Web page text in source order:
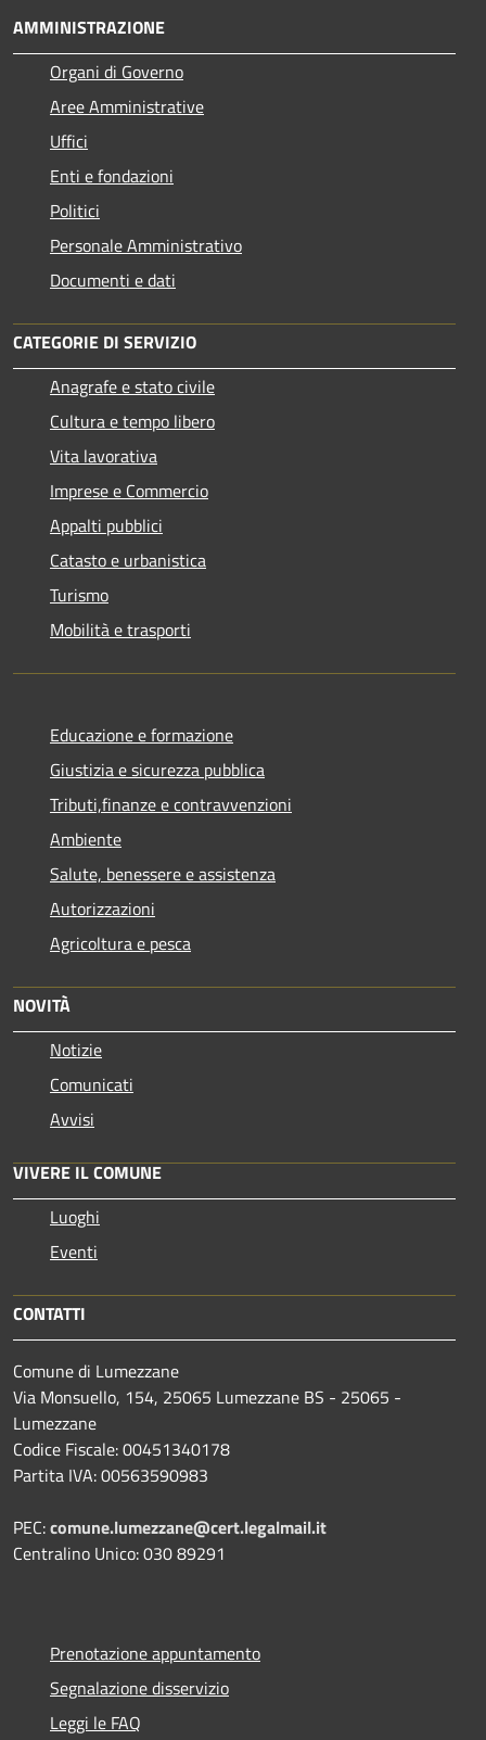
AMMINISTRAZIONE
Organi di Governo
Aree Amministrative
Uffici
Enti e fondazioni
Politici
Personale Amministrativo
Documenti e dati
CATEGORIE DI SERVIZIO
Anagrafe e stato civile
Cultura e tempo libero
Vita lavorativa
Imprese e Commercio
Appalti pubblici
Catasto e urbanistica
Turismo
Mobilità e trasporti
Educazione e formazione
Giustizia e sicurezza pubblica
Tributi,finanze e contravvenzioni
Ambiente
Salute, benessere e assistenza
Autorizzazioni
Agricoltura e pesca
NOVITÀ
Notizie
Comunicati
Avvisi
VIVERE IL COMUNE
Luoghi
Eventi
CONTATTI
Comune di Lumezzane
Via Monsuello, 154, 25065 Lumezzane BS - 25065 -
Lumezzane
Codice Fiscale: 00451340178
Partita IVA: 00563590983
PEC:comune.lumezzane@cert.legalmail.it
Centralino Unico: 030 89291
Prenotazione appuntamento
Segnalazione disservizio
Leggi le FAQ